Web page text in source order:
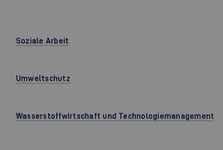
Soziale Arbeit
Umweltschutz
Wasserstoffwirtschaft und Technologiemanagement